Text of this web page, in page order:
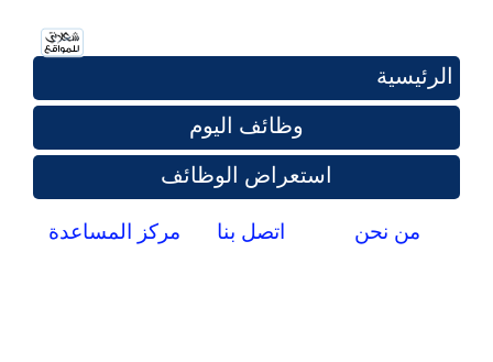
الرئيسية
وظائف اليوم
استعراض الوظائف
من نحن اتصل بنا مركز المساعدة